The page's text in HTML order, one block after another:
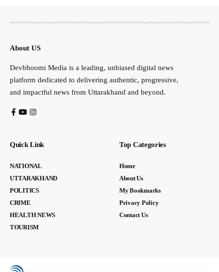
About US
Devbhoomi Media is a leading, unbiased digital news
platform dedicated to delivering authentic, progressive,
and impactful news from Uttarakhand and beyond.
Quick Link
NATIONAL
UTTARAKHAND
POLITICS
CRIME
HEALTH NEWS
TOURISM
Top Categories
Home
About Us
My Bookmarks
Privacy Policy
Contact Us